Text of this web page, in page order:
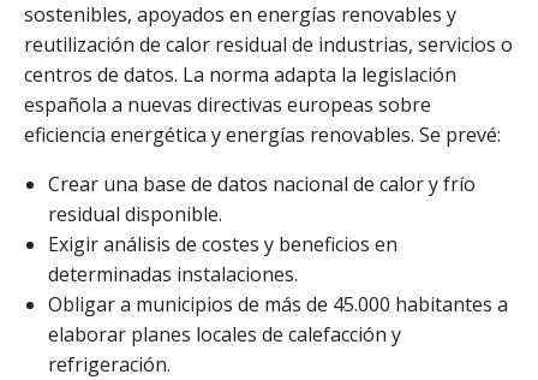
sostenibles, apoyados en energías renovables y
reutilización de calor residual de industrias, servicios o
centros de datos. La norma adapta la legislación
española a nuevas directivas europeas sobre
eficiencia energética y energías renovables. Se prevé:
Crear una base de datos nacional de calor y frío
residual disponible.
Exigir análisis de costes y beneficios en
determinadas instalaciones.
Obligar a municipios de más de 45.000 habitantes a
elaborar planes locales de calefacción y
refrigeración.